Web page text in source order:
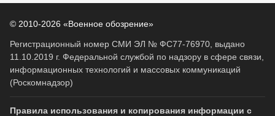
© 2010-2026 «Военное обозрение»
Регистрационный номер СМИ ЭЛ № ФС77-76970, выдано
11.10.2019 г. Федеральной службой по надзору в сфере связи,
информационных технологий и массовых коммуникаций
(Роскомнадзор)
Правила использования и копирования информации с